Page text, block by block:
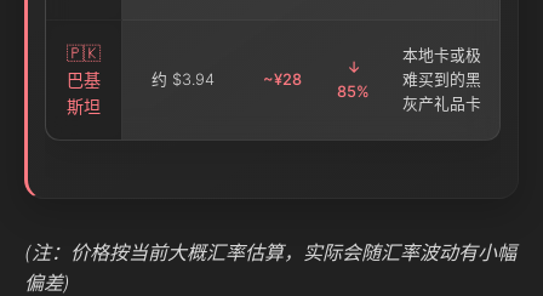
🇵🇰
巴基
斯坦
约 $3.94 ~¥28
↓
85%
本地卡或极
难买到的黑
灰产礼品卡
(注：价格按当前大概汇率估算，实际会随汇率波动有小幅
偏差)